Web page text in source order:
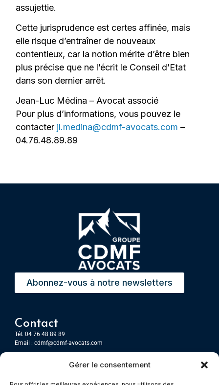
Gérer le consentement
assujettie.
Cette jurisprudence est certes affinée, mais
elle risque d’entraîner de nouveaux
contentieux, car la notion mérite d’être bien
plus précise que ne l’écrit le Conseil d’Etat
dans son dernier arrêt.
Jean-Luc Médina – Avocat associé
Pour plus d’informations, vous pouvez le
contacter jl.medina@cdmf-avocats.com –
04.76.48.89.89
Abonnez-vous à notre newsletters
Contact
Tél. 04 76 48 89 89
Email : cdmf@cdmf-avocats.com
7 Place Firmin Gautier